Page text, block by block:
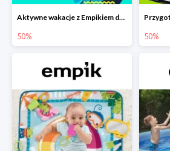
Aktywne wakacje z Empikiem do -50%
50% 50%